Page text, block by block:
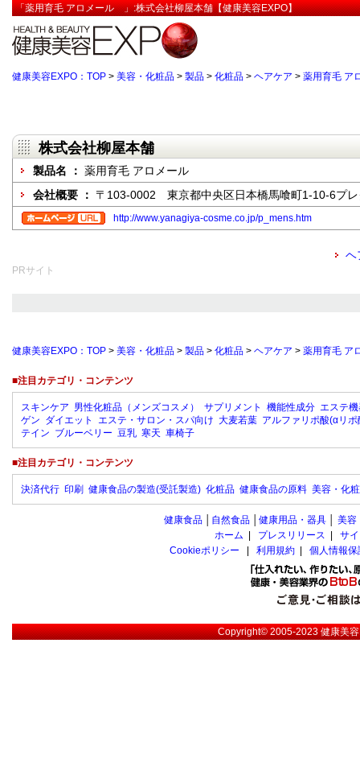
「薬用育毛 アロメール 」:株式会社柳屋本舗【健康美容EXPO】
健康美容EXPO：TOP > 美容・化粧品 > 製品 > 化粧品 > ヘアケア > 薬用育毛
株式会社柳屋本舗
製品名 ： 薬用育毛 アロメール
会社概要 ： 〒103-0002 東京都中央区日本橋馬喰町1-10-6プレ
http://www.yanagiya-cosme.co.jp/p_mens.htm
ヘ
PRサイト
健康美容EXPO：TOP > 美容・化粧品 > 製品 > 化粧品 > ヘアケア > 薬用育毛
■注目カテゴリ・コンテンツ
スキンケア 男性化粧品（メンズコスメ） サプリメント 機能性成分 エステ
ゲン ダイエット エステ・サロン・スパ向け 大麦若葉 アルファリポ酸(αリポ
テイン ブルーベリー 豆乳 寒天 車椅子
■注目カテゴリ・コンテンツ
決済代行 印刷 健康食品の製造(受託製造) 化粧品 健康食品の原料 美容・化
健康食品 自然食品 健康用品・器具 美容
ホーム
プレスリリース
サ
Cookieポリシー
利用規約 個人情報
Copyright© 2005-2023健康美